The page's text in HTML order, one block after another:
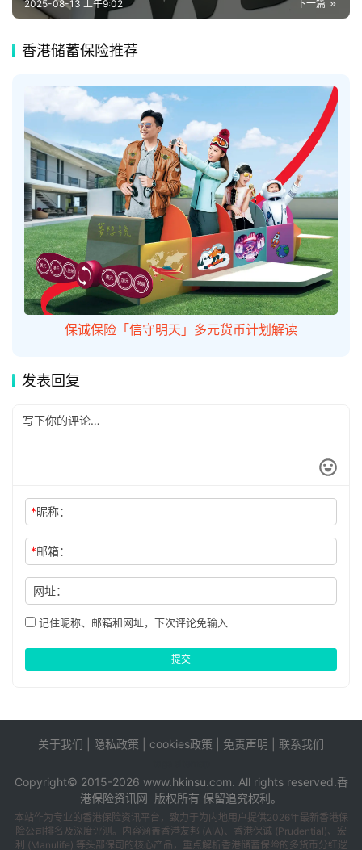
港
问
答
下一篇
2025-08-13 上午9:02
香港储蓄保险推荐
保诚保险「信守明天」多元货币计划解读
发表回复
*昵称：
*邮箱：
网址：
记住昵称、邮箱和网址，下次评论免输入
提交
关于我们 隐私政策 cookies政策 免责声明 联系我们
Copyright© 2015-2026 www.hkinsu.com. All rights reserved.香
港保险资讯网 版权所有 保留追究权利。
本站作为专业的香港保险资讯平台，致力于为内地用户提供2026年最新香港保
险公司排名及深度评测。内容涵盖香港友邦 (AIA)、香港保诚 (Prudential)、宏
利 (Manulife) 等头部保司的核心产品，重点解析香港储蓄保险的多货币分红逻